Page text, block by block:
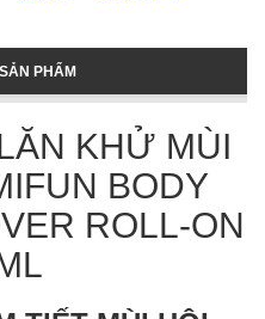
PHẨM
KHỬ MÙI
BODY
ROLL-ON